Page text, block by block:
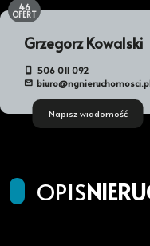
Grzegorz Kowalski
506 011 092
Napisz wiadomość
46
OFERT
OPIS